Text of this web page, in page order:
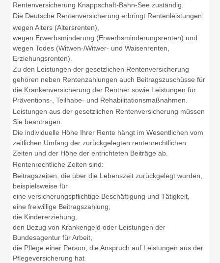
Rentenversicherung Knappschaft-Bahn-See zuständig.
Die Deutsche Rentenversicherung erbringt Rentenleistungen:
wegen Alters (Altersrenten),
wegen Erwerbsminderung (Erwerbsminderungsrenten) und
wegen Todes (Witwen-/Witwer- und Waisenrenten,
Erziehungsrenten).
Zu den Leistungen der gesetzlichen Rentenversicherung
gehören neben Rentenzahlungen auch Beitragszuschüsse für
die Krankenversicherung der Rentner sowie Leistungen für
Präventions-, Teilhabe- und Rehabilitationsmaßnahmen.
Leistungen aus der gesetzlichen Rentenversicherung müssen
Sie beantragen.
Die individuelle Höhe Ihrer Rente hängt im Wesentlichen vom
zeitlichen Umfang der zurückgelegten rentenrechtlichen
Zeiten und der Höhe der entrichteten Beiträge ab.
Rentenrechtliche Zeiten sind:
Beitragszeiten, die über die Lebenszeit zurückgelegt wurden,
beispielsweise für
eine versicherungspflichtige Beschäftigung und Tätigkeit,
eine freiwillige Beitragszahlung,
die Kindererziehung,
den Bezug von Krankengeld oder Leistungen der
Bundesagentur für Arbeit,
die Pflege einer Person, die Anspruch auf Leistungen aus der
Pflegeversicherung hat